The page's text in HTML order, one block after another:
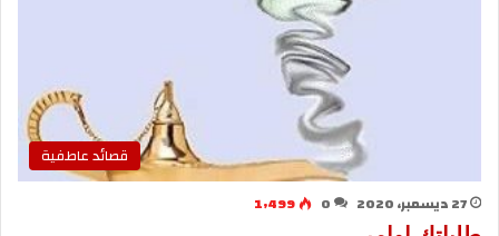
قصائد عاطفية
27 ديسمبر، 2020 0
1٬499